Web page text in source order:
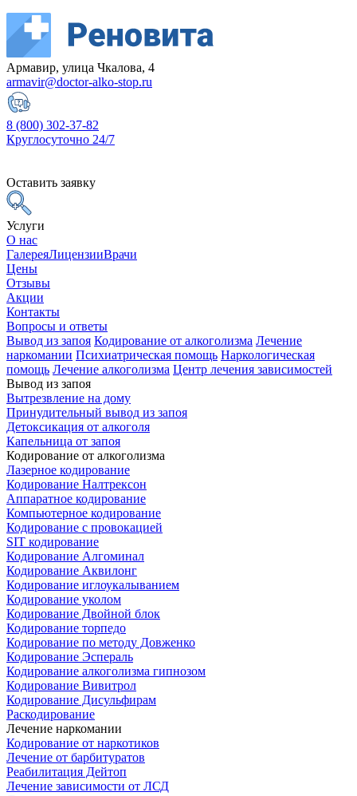
Армавир, улица Чкалова, 4
armavir@doctor-alko-stop.ru
8 (800) 302-37-82
Круглосуточно 24/7
Оставить заявку
Услуги
О нас
ГалереяЛицензииВрачи
Цены
Отзывы
Акции
Контакты
Вопросы и ответы
Вывод из запоя Кодирование от алкоголизма Лечение
наркомании Психиатрическая помощь Наркологическая
помощь Лечение алкоголизма Центр лечения зависимостей
Вывод из запоя
Вытрезвление на дому
Принудительный вывод из запоя
Детоксикация от алкоголя
Капельница от запоя
Кодирование от алкоголизма
Лазерное кодирование
Кодирование Налтрексон
Аппаратное кодирование
Компьютерное кодирование
Кодирование с провокацией
SIT кодирование
Кодирование Алгоминал
Кодирование Аквилонг
Кодирование иглоукалыванием
Кодирование уколом
Кодирование Двойной блок
Кодирование торпедо
Кодирование по методу Довженко
Кодирование Эспераль
Кодирование алкоголизма гипнозом
Кодирование Вивитрол
Кодирование Дисульфирам
Раскодирование
Лечение наркомании
Кодирование от наркотиков
Лечение от барбитуратов
Реабилитация Дейтоп
Лечение зависимости от ЛСД